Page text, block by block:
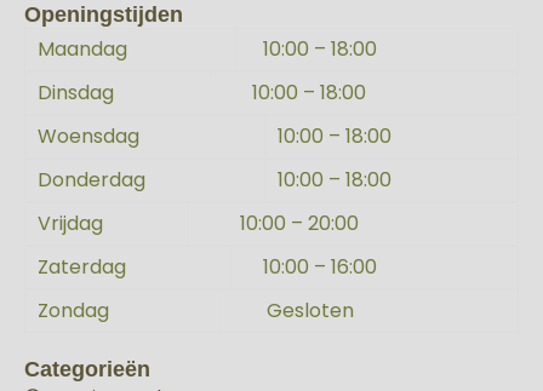
Openingstijden
Maandag
10:00 – 18:00
Dinsdag
10:00 – 18:00
Woensdag
10:00 – 18:00
Donderdag
10:00 – 18:00
Vrijdag
10:00 – 20:00
Zaterdag
10:00 – 16:00
Zondag
Gesloten
Categorieën